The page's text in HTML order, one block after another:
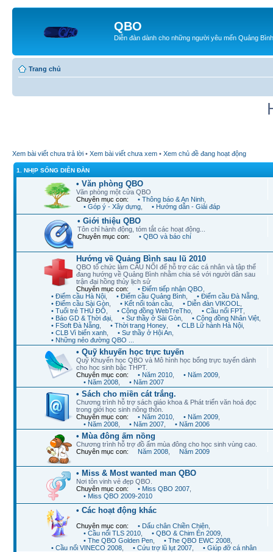
QBO
Diễn đàn dành cho những người yêu mến Quảng Bình
Trang chủ
Xem bài viết chưa trả lời • Xem bài viết chưa xem • Xem chủ đề đang hoạt động
1. NHỊP SỐNG DIỄN ĐÀN
• Văn phòng QBO
Văn phòng một cửa QBO
Chuyên mục con:
• Thông báo & An Ninh
• Góp ý - Xây dựng
• Hướng dẫn - Giải đáp
• Giới thiệu QBO
Tôn chỉ hành động, tóm tắt các hoạt động...
Chuyên mục con:
• QBO và báo chí
Hướng về Quảng Bình sau lũ 2010
QBO tổ chức làm CẦU NỐI để hỗ trợ các cá nhân và tập thể
đang hướng về Quảng Bình nhằm chia sẻ với người dân sau
trận đại hồng thủy lịch sử
Chuyên mục con:
• Điểm tiếp nhận QBO
• Điểm cầu Hà Nội
• Điểm cầu Quảng Bình • Điểm cầu Đà Nẵng
• Điểm cầu Sài Gòn
• Kết nối toàn cầu • Diễn đàn VIKOOL
• Tuổi trẻ THỦ ĐÔ
• Cộng đồng WebTreTho • Cầu nối FPT
• Báo GD & Thời đại
• Sư thầy ở Sài Gòn • Cộng đồng Nhân Việt
• FSoft Đà Nẵng
• Thời trang Honey • CLB Lữ hành Hà Nội
• CLB Vì biển xanh
• Sư thầy ở Hội An
• Những nẻo đường QBO ...
• Quỹ khuyến học trực tuyến
Quỹ Khuyến học QBO và Mô hình học bổng trực tuyến dành
cho học sinh bậc THPT.
Chuyên mục con:
• Năm 2010 • Năm 2009
• Năm 2008
• Năm 2007
• Sách cho miền cát trắng.
Chương trình hỗ trợ sách giáo khoa & Phát triển văn hoá đọc
trong giới học sinh nông thôn.
Chuyên mục con:
• Năm 2010 • Năm 2009
• Năm 2008
• Năm 2007 • Năm 2006
• Mùa đông ấm nồng
Chương trình hỗ trợ đồ ấm mùa đông cho học sinh vùng cao.
Chuyên mục con:
Năm 2008 Năm 2009
• Miss & Most wanted man QBO
Nơi tôn vinh vẻ đẹp QBO.
Chuyên mục con:
• Miss QBO 2007
• Miss QBO 2009-2010
• Các hoạt động khác
Chuyên mục con: • Dấu chân Chiền Chiện
• Cầu nối TLS 2010
• QBO & Chim Én 2009
• The QBO Golden Pen
• The QBO EWC 2008
• Cầu nối VINECO 2008
• Cứu trợ lũ lụt 2007 • Giúp đỡ cá nhân